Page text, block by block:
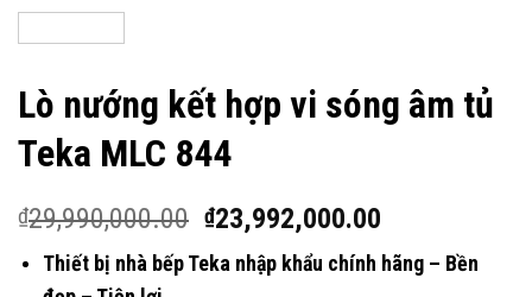
Lò nướng kết hợp vi sóng âm tủ
Teka MLC 844
₫29,990,000.00 ₫23,992,000.00
Thiết bị nhà bếp Teka nhập khẩu chính hãng – Bền